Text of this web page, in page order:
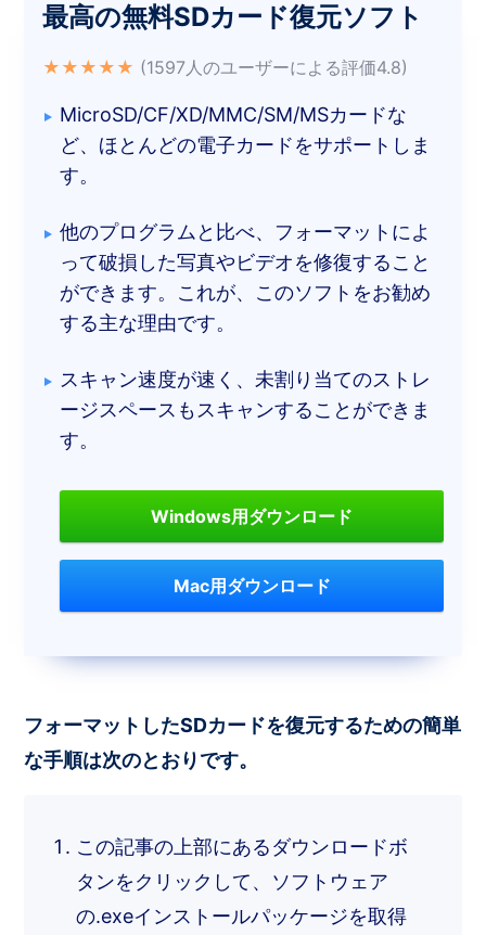
最高の無料SDカード復元ソフト
★★★★★ (1597人のユーザーによる評価4.8)
MicroSD/CF/XD/MMC/SM/MSカードな
ど、ほとんどの電子カードをサポートしま
す。
他のプログラムと比べ、フォーマットによ
って破損した写真やビデオを修復すること
ができます。これが、このソフトをお勧め
する主な理由です。
スキャン速度が速く、未割り当てのストレ
ージスペースもスキャンすることができま
す。
Windows用ダウンロード
Mac用ダウンロード
フォーマットしたSDカードを復元するための簡単
な手順は次のとおりです。
この記事の上部にあるダウンロードボ
タンをクリックして、ソフトウェア
の.exeインストールパッケージを取得